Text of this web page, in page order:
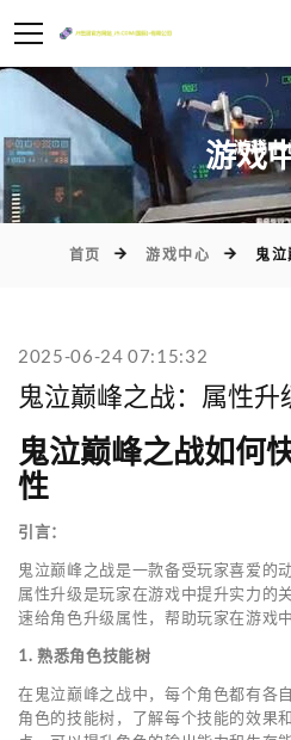
)
游戏
首页 游戏中心 鬼
2025-06-24 07:15:32
鬼泣巅峰之战：属性升
鬼泣巅峰之战如何
性
引言：
鬼泣巅峰之战是一款备受玩家喜爱的
属性升级是玩家在游戏中提升实力的
速给角色升级属性，帮助玩家在游戏
1. 熟悉角色技能树
在鬼泣巅峰之战中，每个角色都有各
角色的技能树，了解每个技能的效果